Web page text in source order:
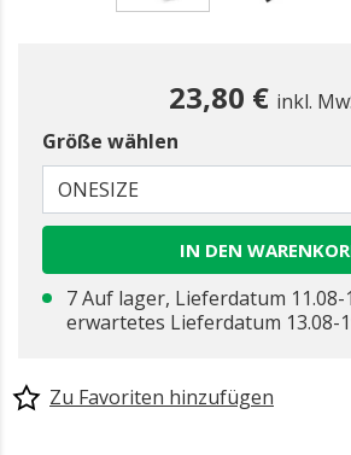
23,80 € inkl.
Größe wählen
ONESIZE
IN DEN
7 Auf lager, Lieferdatum 11.08-
erwartetes Lieferdatum 13.08-
Zu Favoriten hinzufügen